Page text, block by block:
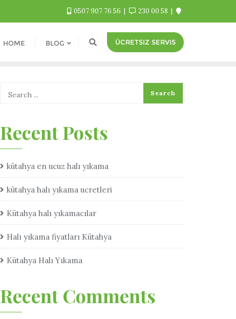
0507 907 76 56 230 00 58
HOME BLOG ÜCRETSIZ SERVIS
Recent Posts
kütahya en ucuz halı yıkama
kütahya halı yıkama ucretleri
Kütahya halı yıkamacılar
Halı yıkama fiyatları Kütahya
Kütahya Halı Yıkama
Recent Comments